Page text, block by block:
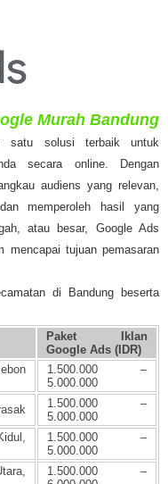
Murah Bandung
satu solusi terbaik untuk
secara online. Dengan
audiens yang relevan,
memperoleh hasil yang
atau besar, Google Ads
mencapai tujuan pemasaran
di Bandung beserta
Paket Iklan
Google Ads (IDR)
1.500.000 –
5.000.000
1.500.000 –
5.000.000
1.500.000 –
5.000.000
1.500.000 –